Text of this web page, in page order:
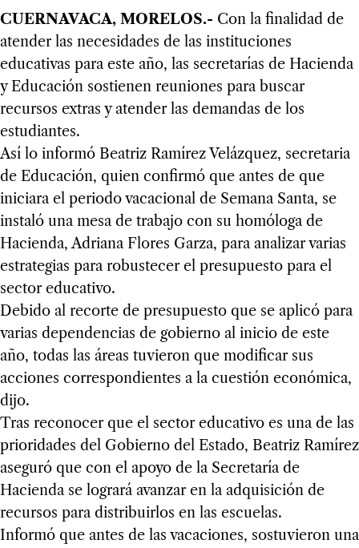
CUERNAVACA, MORELOS.- Con la finalidad de
atender las necesidades de las instituciones
educativas para este año, las secretarías de Hacienda
y Educación sostienen reuniones para buscar
recursos extras y atender las demandas de los
estudiantes.
Así lo informó Beatriz Ramírez Velázquez, secretaria
de Educación, quien confirmó que antes de que
iniciara el periodo vacacional de Semana Santa, se
instaló una mesa de trabajo con su homóloga de
Hacienda, Adriana Flores Garza, para analizar varias
estrategias para robustecer el presupuesto para el
sector educativo.
Debido al recorte de presupuesto que se aplicó para
varias dependencias de gobierno al inicio de este
año, todas las áreas tuvieron que modificar sus
acciones correspondientes a la cuestión económica,
dijo.
Tras reconocer que el sector educativo es una de las
prioridades del Gobierno del Estado, Beatriz Ramírez
aseguró que con el apoyo de la Secretaría de
Hacienda se logrará avanzar en la adquisición de
recursos para distribuirlos en las escuelas.
Informó que antes de las vacaciones, sostuvieron una